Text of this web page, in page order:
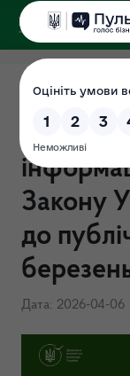
Звіт
Закону
до
Дата: 2026-04-06